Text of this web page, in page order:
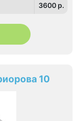
3600 p.
10